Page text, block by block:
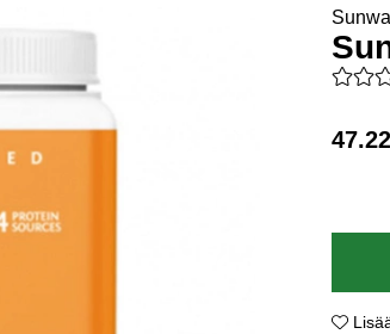
47.22